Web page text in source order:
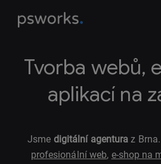
Tvorba webů,
aplikací na
Jsme digitální agentura z
profesionální web, e-shop na